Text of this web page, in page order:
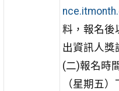
料，報名後
出資訊人獎
(二)報名時
（星期五